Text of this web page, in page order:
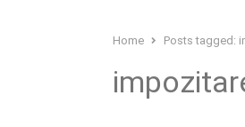
Home Posts tagged: